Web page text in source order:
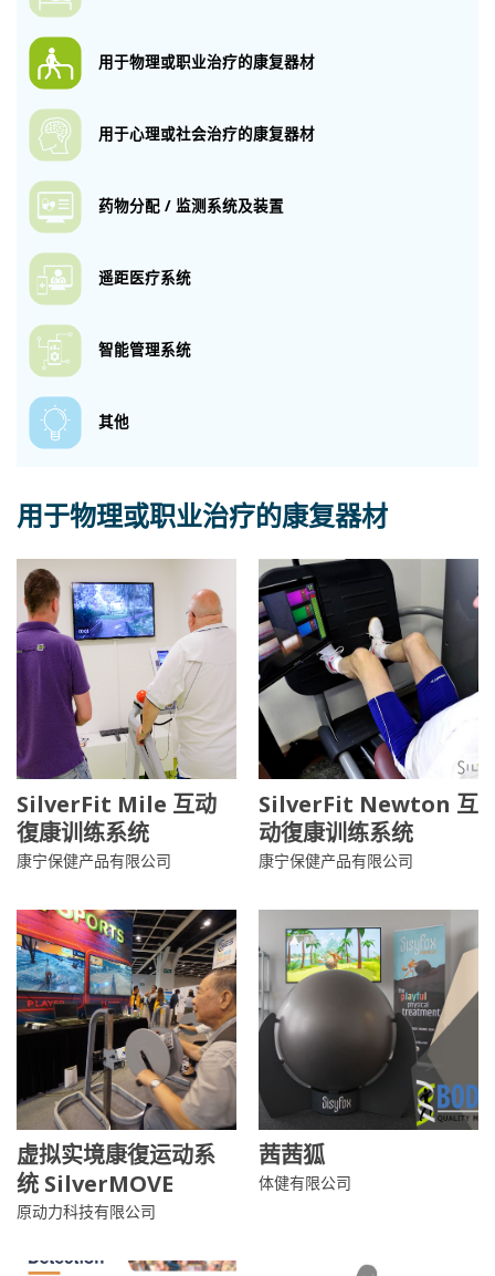
用于物理或职业治疗的康复器材
用于心理或社会治疗的康复器材
药物分配 / 监测系统及装置
遥距医疗系统
智能管理系统
其他
用于物理或职业治疗的康复器材
SilverFit Mile 互动
復康训练系统
康宁保健产品有限公司
SilverFit Newton 互
动復康训练系统
康宁保健产品有限公司
虚拟实境康復运动系
统 SilverMOVE
原动力科技有限公司
茜茜狐
体健有限公司